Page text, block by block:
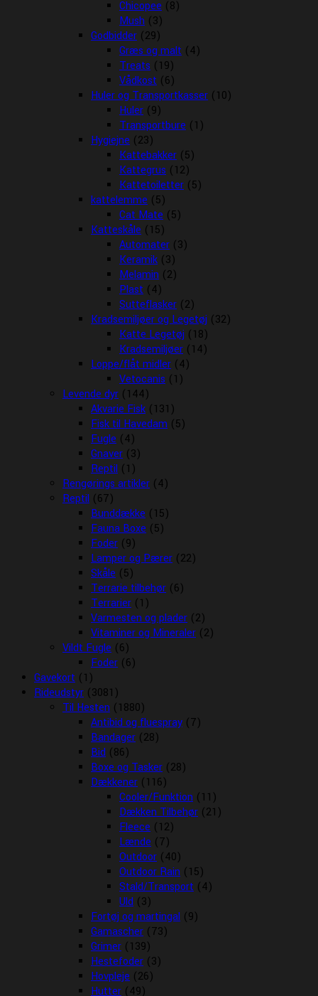
Chicopee (8)
Mush (3)
Godbidder (29)
Græs og malt (4)
Treats (19)
Vådkost (6)
Huler og Transportkasser (10)
Huler (9)
Transportbure (1)
Hygiejne (23)
Kattebakker (5)
Kattegrus (12)
Kattetoiletter (5)
kattelemme (5)
Cat Mate (5)
Katteskåle (15)
Automater (3)
Keramik (3)
Melamin (2)
Plast (4)
Sutteflasker (2)
Kradsemiljøer og Legetøj (32)
Katte Legetøj (18)
Kradsemiljøer (14)
Loppe/flåt midler (4)
Vetocanis (1)
Levende dyr (144)
Akvarie Fisk (131)
Fisk til Havedam (5)
Fugle (4)
Gnaver (3)
Reptil (1)
Rengørings artikler (4)
Reptil (67)
Bunddække (15)
Fauna Boxe (5)
Foder (9)
Lamper og Pærer (22)
Skåle (5)
Terrarie tilbehør (6)
Terrarier (1)
Varmesten og plader (2)
Vitaminer og Mineraler (2)
Vildt Fugle (6)
Foder (6)
Gavekort (1)
Rideudstyr (3081)
Til Hesten (1880)
Antibid og fluespray (7)
Bandager (28)
Bid (86)
Boxe og Tasker (28)
Dækkener (116)
Cooler/Funktion (11)
Dækken Tilbehør (21)
Fleece (12)
Lænde (7)
Outdoor (40)
Outdoor Rain (15)
Stald/Transport (4)
Uld (3)
Fortøj og martingal (9)
Gamascher (73)
Grimer (139)
Hestefoder (3)
Hovpleje (26)
Hutter (49)